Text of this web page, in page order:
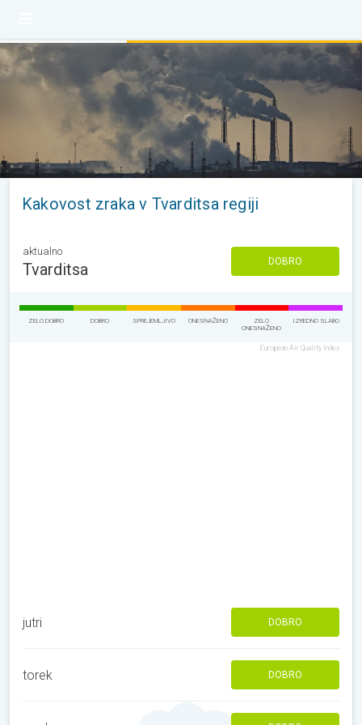
Kakovost zraka v Tvarditsa regiji
aktualno
Tvarditsa DOBRO
ZELO DOBRO DOBRO SPREJEMLJIVO ONESNAŽENO
ZELO
ONESNAŽENO
IZREDNO SLABO
European Air Quality Index
jutri DOBRO
torek DOBRO